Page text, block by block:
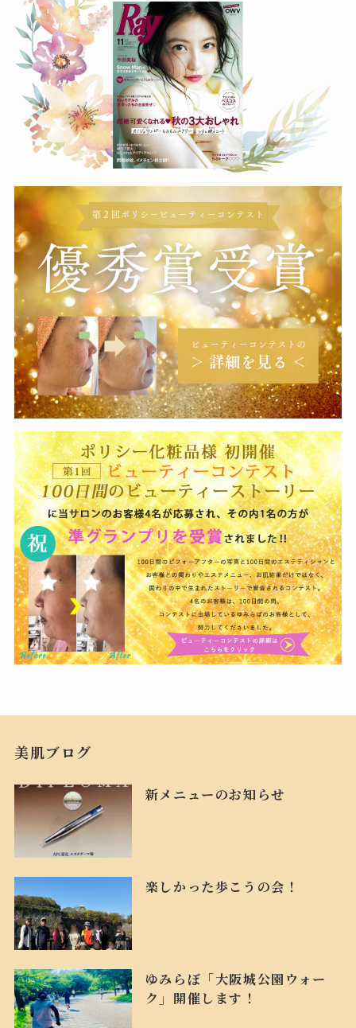
美肌ブログ
新メニューのお知らせ
楽しかった歩こうの会！
ゆみらぼ「大阪城公園ウォー
ク」開催します！